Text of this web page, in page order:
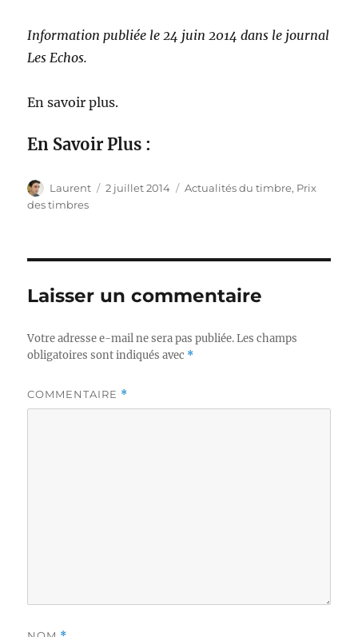
Information publiée le 24 juin 2014 dans le journal
Les Echos.
En savoir plus.
En Savoir Plus :
A
u
Laurent
P
e
2 juillet 2014
C
i
s
Actualités du timbre, Prix
des timbres
Laisser un commentaire
Votre adresse e-mail ne sera pas publiée. Les champs
obligatoires sont indiqués avec *
COMMENTAIRE *